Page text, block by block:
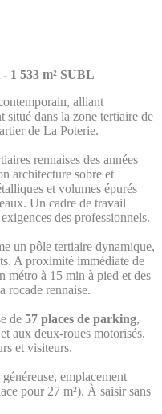
1 533 m² SUBL
alliant
situé dans la zone tertiaire de
de La Poterie.
rennaises des années
architecture sobre et
et volumes épurés
Un cadre de travail
des professionnels.
un pôle tertiaire dynamique,
A proximité immédiate de
métro à 15 min à pied et des
rocade rennaise.
de 57 places de parking,
aux deux-roues motorisés.
et visiteurs.
emplacement
pour 27 m²). À saisir sans